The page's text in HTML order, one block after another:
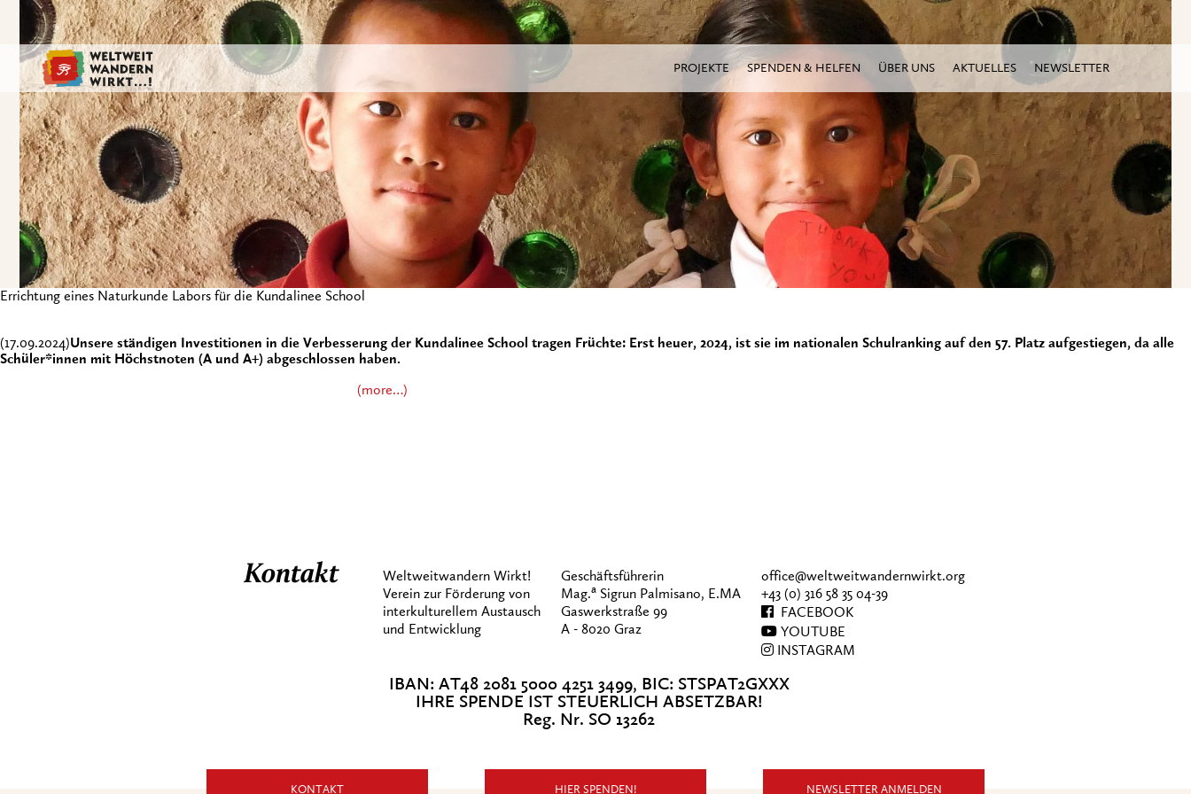
PROJEKTE SPENDEN & HELFEN ÜBER UNS AKTUELLES NEWSLETTER
Errichtung eines Naturkunde Labors für die Kundalinee School
(17.09.2024)Unsere ständigen Investitionen in die Verbesserung der Kundalinee School tragen Früchte: Erst heuer, 2024, ist sie im nationalen Schulranking auf den 57. Platz aufgestiegen, da alle
Schüler*innen mit Höchstnoten (A und A+) abgeschlossen haben.
(more…)
Kontakt
Weltweitwandern Wirkt!
Verein zur Förderung von
interkulturellem Austausch
und Entwicklung
Geschäftsführerin
Mag.a Sigrun Palmisano, E.MA
Gaswerkstraße 99
A - 8020 Graz
office@weltweitwandernwirkt.org
+43 (0) 316 58 35 04-39
FACEBOOK
YOUTUBE
INSTAGRAM
IBAN: AT48 2081 5000 4251 3499, BIC: STSPAT2GXXX
IHRE SPENDE IST STEUERLICH ABSETZBAR!
Reg. Nr. SO 13262
KONTAKT HIER SPENDEN! NEWSLETTER ANMELDEN